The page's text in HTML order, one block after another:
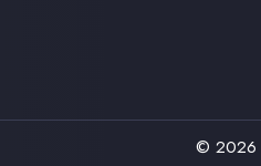
© 2026